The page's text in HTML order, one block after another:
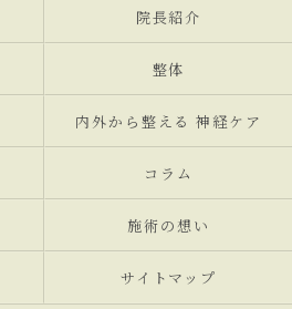
院長紹介
整体
内外から整える 神経ケア
コラム
施術の想い
サイトマップ